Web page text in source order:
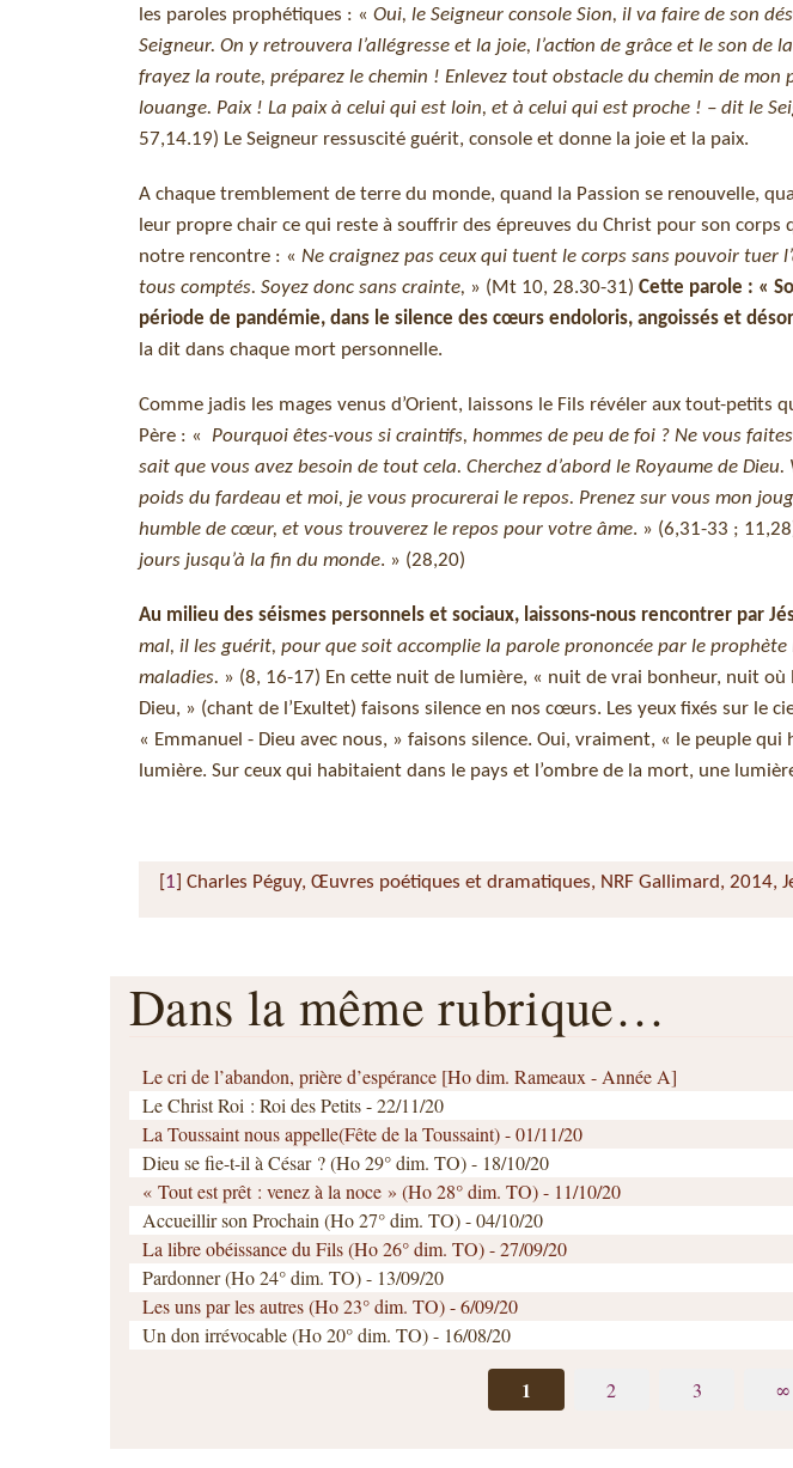
les paroles prophétiques : « Oui, le Seigneur console Sion, il va faire de son
Seigneur. On y retrouvera l’allégresse et la joie, l’action de grâce et le son de
frayez la route, préparez le chemin ! Enlevez tout obstacle du chemin de mon
louange. Paix ! La paix à celui qui est loin, et à celui qui est proche ! – dit le
57,14.19) Le Seigneur ressuscité guérit, console et donne la joie et la paix.
A chaque tremblement de terre du monde, quand la Passion se renouvelle,
leur propre chair ce qui reste à souffrir des épreuves du Christ pour son corps
notre rencontre : « Ne craignez pas ceux qui tuent le corps sans pouvoir tuer
tous comptés. Soyez donc sans crainte, » (Mt 10, 28.30-31) Cette parole : «
période de pandémie, dans le silence des cœurs endoloris, angoissés et
la dit dans chaque mort personnelle.
Comme jadis les mages venus d’Orient, laissons le Fils révéler aux tout-petits
Père : «
Pourquoi êtes-vous si craintifs, hommes de peu de foi ? Ne vous
sait que vous avez besoin de tout cela. Cherchez d’abord le Royaume de
poids du fardeau et moi, je vous procurerai le repos. Prenez sur vous mon
humble de cœur, et vous trouverez le repos pour votre âme. » (6,31-33 ;
jours jusqu’à la fin du monde. » (28,20)
Au milieu des séismes personnels et sociaux, laissons-nous rencontrer par
mal, il les guérit, pour que soit accomplie la parole prononcée par le
maladies. » (8, 16-17) En cette nuit de lumière, « nuit de vrai bonheur, nuit où
Dieu, » (chant de l’Exultet) faisons silence en nos cœurs. Les yeux fixés sur le
« Emmanuel - Dieu avec nous, » faisons silence. Oui, vraiment, « le peuple
lumière. Sur ceux qui habitaient dans le pays et l’ombre de la mort, une
[1] Charles Péguy, Œuvres poétiques et dramatiques, NRF Gallimard, 2014,
Dans la même rubrique…
Le cri de l’abandon, prière d’espérance [Ho dim. Rameaux - Année A]
Le Christ Roi : Roi des Petits - 22/11/20
La Toussaint nous appelle(Fête de la Toussaint) - 01/11/20
Dieu se fie-t-il à César ? (Ho 29° dim. TO) - 18/10/20
« Tout est prêt : venez à la noce » (Ho 28° dim. TO) - 11/10/20
Accueillir son Prochain (Ho 27° dim. TO) - 04/10/20
La libre obéissance du Fils (Ho 26° dim. TO) - 27/09/20
Pardonner (Ho 24° dim. TO) - 13/09/20
Les uns par les autres (Ho 23° dim. TO) - 6/09/20
Un don irrévocable (Ho 20° dim. TO) - 16/08/20
1 2 3 ∞